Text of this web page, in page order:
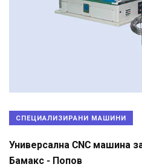
СПЕЦИАЛИЗИРАНИ МАШИНИ
Универсална CNC машина
Бамакс - Попов